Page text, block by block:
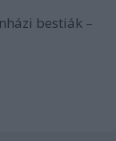
bestiák –